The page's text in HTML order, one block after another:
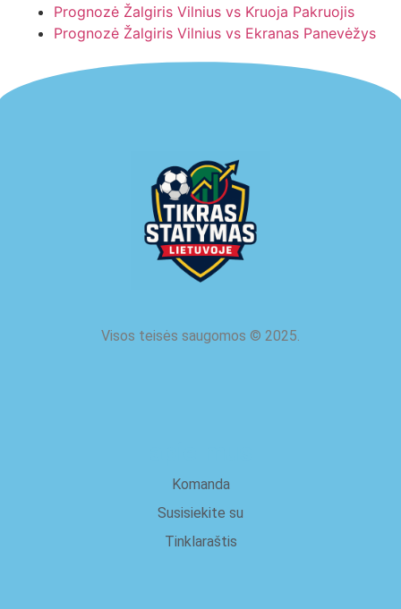
Prognozė Žalgiris Vilnius vs Kruoja Pakruojis
Prognozė Žalgiris Vilnius vs Ekranas Panevėžys
Visos teisės saugomos © 2025.
Komanda
Susisiekite su
Tinklaraštis